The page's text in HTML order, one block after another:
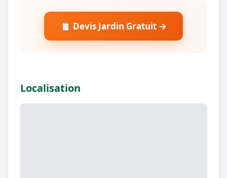
📋 Devis Jardin Gratuit →
Localisation